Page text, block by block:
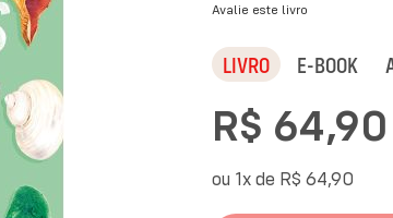
Avalie este livro
LIVRO E-BOOK
R$ 64,90
ou 1x de R$ 64,90